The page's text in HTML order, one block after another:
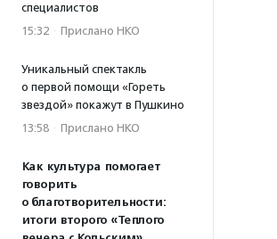
специалистов
15:32 · Прислано НКО
Уникальный спектакль
о первой помощи «Гореть
звездой» покажут в Пушкино
13:58 · Прислано НКО
Как культура помогает
говорить
о благотворительности:
итоги второго «Теплого